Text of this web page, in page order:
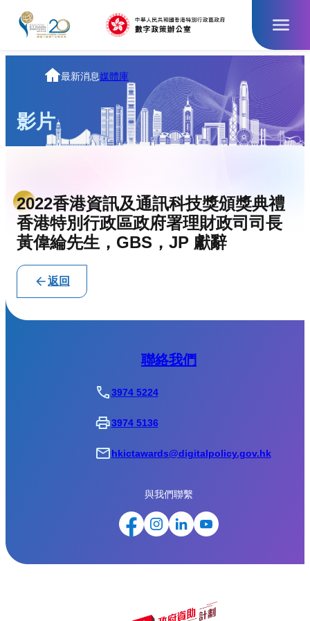
要
主
頁
最新消息媒體庫
影片
2022香港資訊及通訊科技獎頒獎典禮
香港特別行政區政府署理財政司司長
黃偉綸先生，GBS，JP 獻辭
返回
聯絡我們
3974 5224
3974 5136
hkictawards@digitalpolicy.gov.hk
與我們聯繫